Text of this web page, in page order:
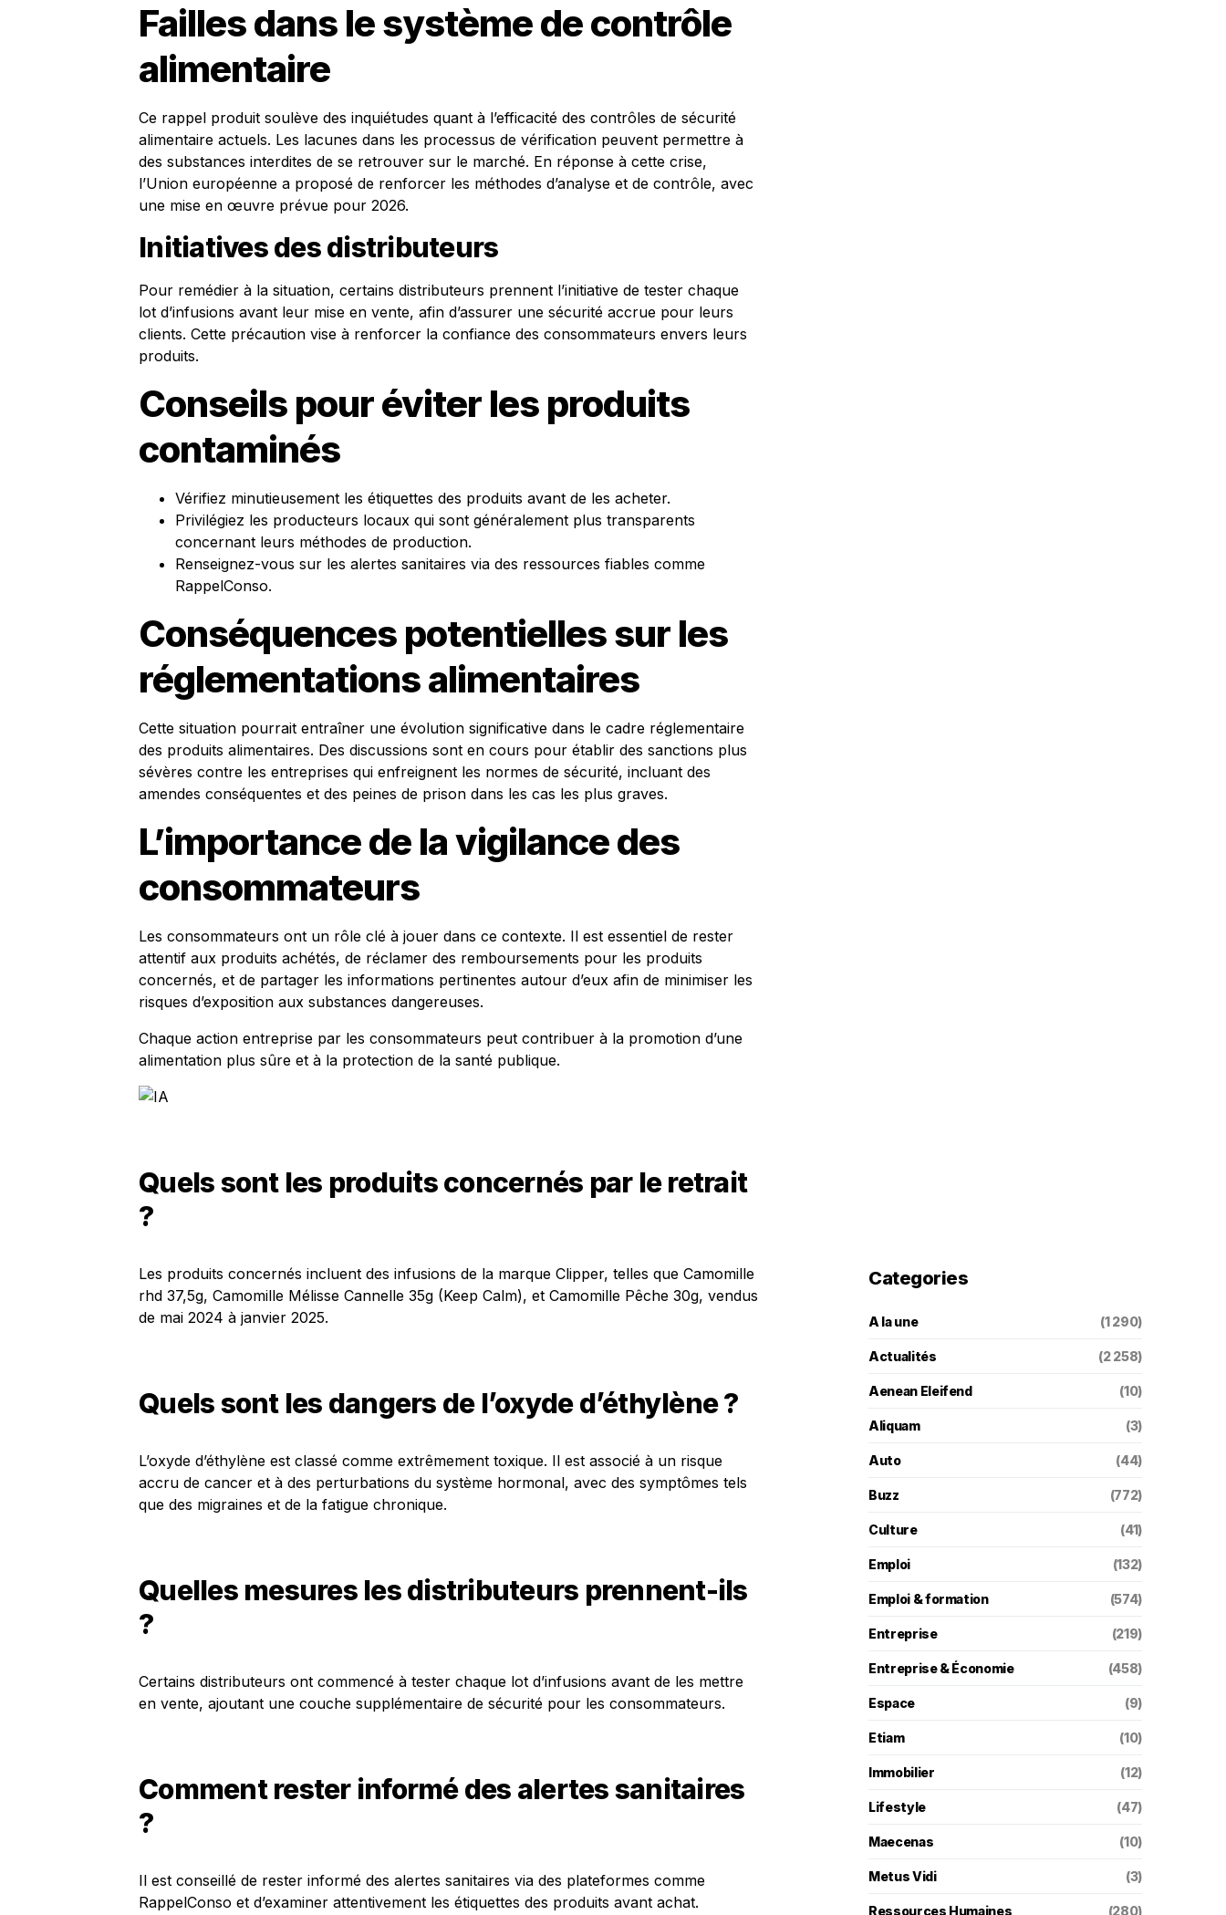
Failles dans le système de contrôle
alimentaire
Ce rappel produit soulève des inquiétudes quant à l’efficacité des contrôles de sécurité
alimentaire actuels. Les lacunes dans les processus de vérification peuvent permettre à
des substances interdites de se retrouver sur le marché. En réponse à cette crise,
l’Union européenne a proposé de renforcer les méthodes d’analyse et de contrôle, avec
une mise en œuvre prévue pour 2026.
Initiatives des distributeurs
Pour remédier à la situation, certains distributeurs prennent l’initiative de tester chaque
lot d’infusions avant leur mise en vente, afin d’assurer une sécurité accrue pour leurs
clients. Cette précaution vise à renforcer la confiance des consommateurs envers leurs
produits.
Conseils pour éviter les produits
contaminés
Vérifiez minutieusement les étiquettes des produits avant de les acheter.
Privilégiez les producteurs locaux qui sont généralement plus transparents
concernant leurs méthodes de production.
Renseignez-vous sur les alertes sanitaires via des ressources fiables comme
RappelConso.
Conséquences potentielles sur les
réglementations alimentaires
Cette situation pourrait entraîner une évolution significative dans le cadre réglementaire
des produits alimentaires. Des discussions sont en cours pour établir des sanctions plus
sévères contre les entreprises qui enfreignent les normes de sécurité, incluant des
amendes conséquentes et des peines de prison dans les cas les plus graves.
L’importance de la vigilance des
consommateurs
Les consommateurs ont un rôle clé à jouer dans ce contexte. Il est essentiel de rester
attentif aux produits achétés, de réclamer des remboursements pour les produits
concernés, et de partager les informations pertinentes autour d’eux afin de minimiser les
risques d’exposition aux substances dangereuses.
Chaque action entreprise par les consommateurs peut contribuer à la promotion d’une
alimentation plus sûre et à la protection de la santé publique.
Quels sont les produits concernés par le retrait
?
Les produits concernés incluent des infusions de la marque Clipper, telles que Camomille
rhd 37,5g, Camomille Mélisse Cannelle 35g (Keep Calm), et Camomille Pêche 30g, vendus
de mai 2024 à janvier 2025.
Quels sont les dangers de l’oxyde d’éthylène ?
L’oxyde d’éthylène est classé comme extrêmement toxique. Il est associé à un risque
accru de cancer et à des perturbations du système hormonal, avec des symptômes tels
que des migraines et de la fatigue chronique.
Quelles mesures les distributeurs prennent-ils
?
Certains distributeurs ont commencé à tester chaque lot d’infusions avant de les mettre
en vente, ajoutant une couche supplémentaire de sécurité pour les consommateurs.
Comment rester informé des alertes sanitaires
?
Il est conseillé de rester informé des alertes sanitaires via des plateformes comme
RappelConso et d’examiner attentivement les étiquettes des produits avant achat.
Categories
A la une (1 290)
Actualités (2 258)
Aenean Eleifend (10)
Aliquam (3)
Auto (44)
Buzz (772)
Culture (41)
Emploi (132)
Emploi & formation (574)
Entreprise (219)
Entreprise & Économie (458)
Espace (9)
Etiam (10)
Immobilier (12)
Lifestyle (47)
Maecenas (10)
Metus Vidi (3)
Ressources Humaines (280)